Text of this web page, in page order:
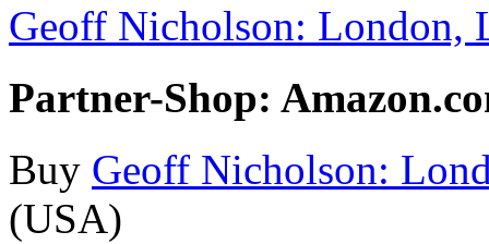
Geoff Nicholson: London,
Partner-Shop:
Buy Geoff Nicholson:
(USA)